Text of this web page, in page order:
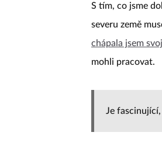
S tím, co jsme
severu země
chápala jsem
mohli pracovat.
Je